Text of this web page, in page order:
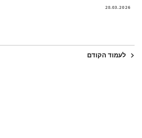
28.03.2026
לעמוד הקודם